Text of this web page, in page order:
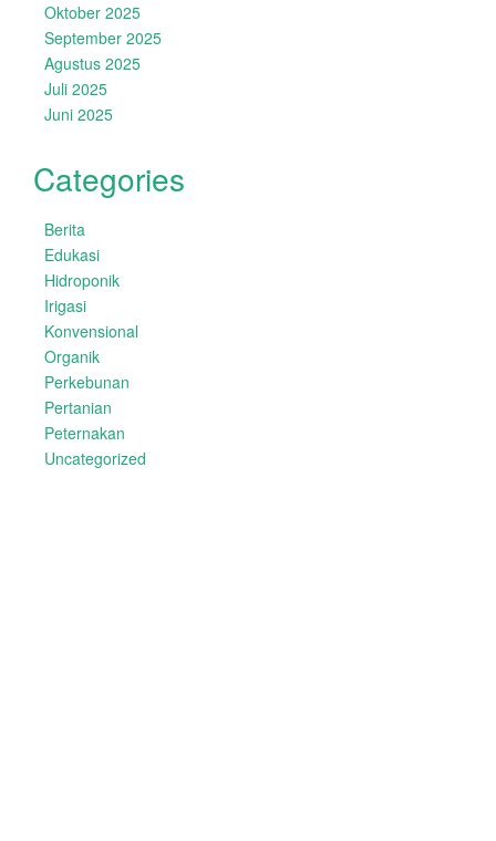
Oktober 2025
September 2025
Agustus 2025
Juli 2025
Juni 2025
Categories
Berita
Edukasi
Hidroponik
Irigasi
Konvensional
Organik
Perkebunan
Pertanian
Peternakan
Uncategorized